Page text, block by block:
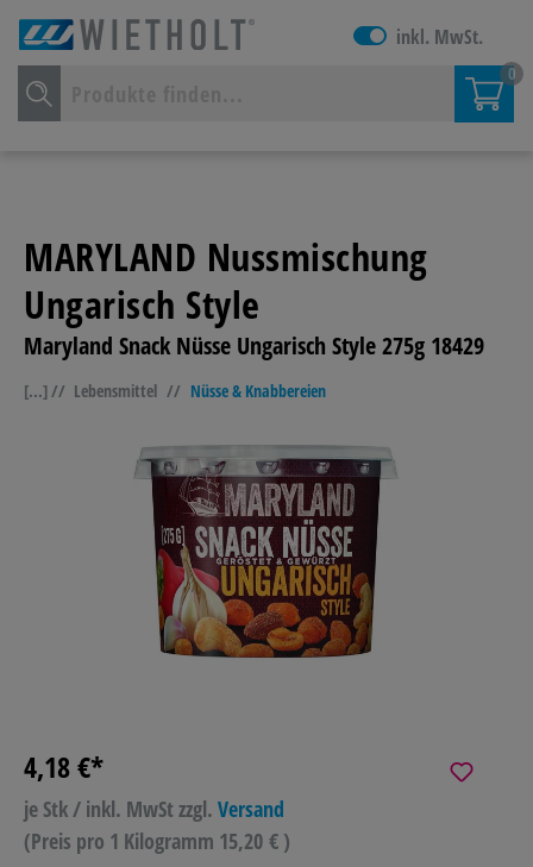
inkl. MwSt.
0
MARYLAND Nussmischung
Ungarisch Style
Maryland Snack Nüsse Ungarisch Style 275g 18429
[...] // Lebensmittel // Nüsse & Knabbereien
4,18 €*
je Stk / inkl. MwStzzgl. Versand
(Preis pro 1 Kilogramm 15,20 € )